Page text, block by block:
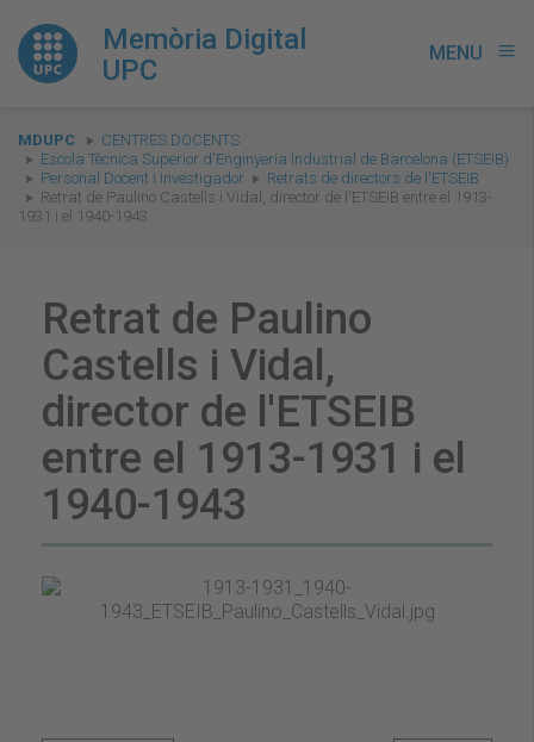
Memòria Digital
UPC
MENU menu
You
are
here:
MDUPC
CENTRES DOCENTS
Escola Tècnica Superior d'Enginyeria Industrial de Barcelona (ETSEIB)
Personal Docent i Investigador
Retrats de directors de l'ETSEIB
Retrat de Paulino Castells i Vidal, director de l'ETSEIB entre el 1913-
1931 i el 1940-1943
Retrat de Paulino
Castells i Vidal,
director de l'ETSEIB
entre el 1913-1931 i el
1940-1943